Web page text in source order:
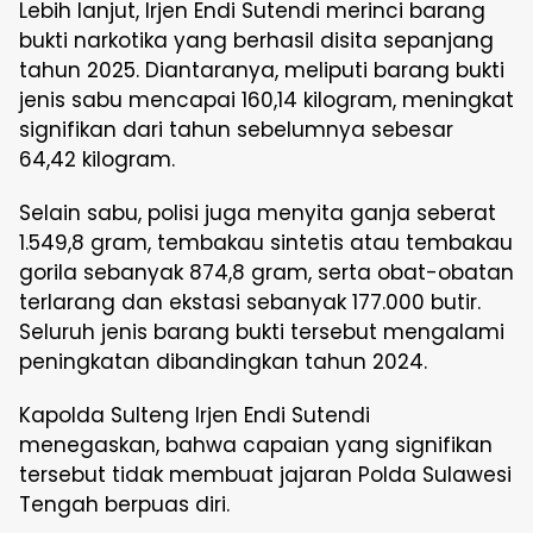
Lebih lanjut, Irjen Endi Sutendi merinci barang
bukti narkotika yang berhasil disita sepanjang
tahun 2025. Diantaranya, meliputi barang bukti
jenis sabu mencapai 160,14 kilogram, meningkat
signifikan dari tahun sebelumnya sebesar
64,42 kilogram.
Selain sabu, polisi juga menyita ganja seberat
1.549,8 gram, tembakau sintetis atau tembakau
gorila sebanyak 874,8 gram, serta obat-obatan
terlarang dan ekstasi sebanyak 177.000 butir.
Seluruh jenis barang bukti tersebut mengalami
peningkatan dibandingkan tahun 2024.
Kapolda Sulteng Irjen Endi Sutendi
menegaskan, bahwa capaian yang signifikan
tersebut tidak membuat jajaran Polda Sulawesi
Tengah berpuas diri.